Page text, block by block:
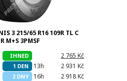
3 215/65 R16 109R TL C
M+S 3PMSF
2 765 Kč
IHNED
2 931 Kč
13h
1 DEN
2 918 Kč
16h
2 DNY